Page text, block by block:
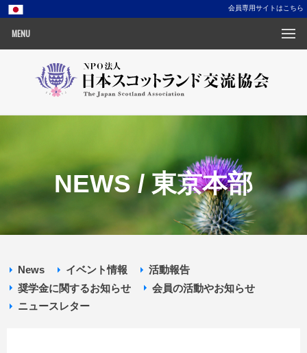
会員専用サイトはこちら
MENU
NEWS / 東京本部
News イベント情報
活動報告
奨学金に関するお知らせ
会員の活動やお知らせ
ニュースレター